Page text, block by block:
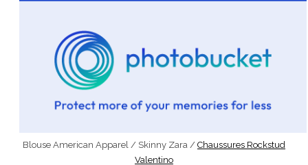
Blouse American Apparel / Skinny Zara / Chaussures Rockstud
Valentino